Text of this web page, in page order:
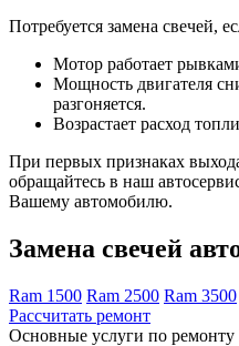
Потребуется замена свечей,
Мотор работает
Мощность двигателя
разгоняется.
Возрастает расход
При первых признаках
обращайтесь в наш
Вашему автомобилю.
Замена свечей
Ram 1500 Ram 2500 Ram 3500
Рассчитать ремонт
Основные услуги по